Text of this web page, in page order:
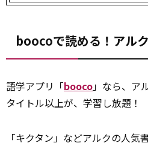
boocoで読める！アル
語学アプリ「booco」なら、ア
タイトル以上が、学習し放題！
「キクタン」などアルクの人気